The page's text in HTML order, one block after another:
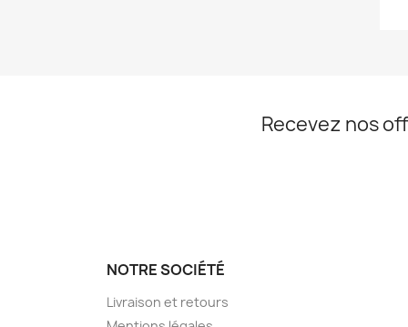
Recevez nos
NOTRE SOCIÉTÉ
Livraison et retours